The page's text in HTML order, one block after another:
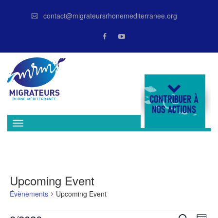
contact@migrateursrhonemediterranee.org
DONATE
Upcoming Event
Évènements Upcoming Event